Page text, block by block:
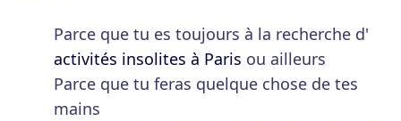
Parce que tu es toujours à la recherche d'
activités insolites à Paris ou ailleurs
Parce que tu feras quelque chose de tes
mains